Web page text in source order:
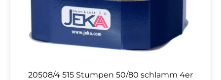
20508/4 515 Stumpen 50/80 schlamm 4er